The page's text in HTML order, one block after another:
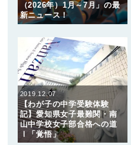
（2026年）1月～7月」の最
新ニュース！
2019.12.07
【わが子の中学受験体験
記】愛知県女子最難関・南
山中学校女子部合格への道
Ⅰ「覚悟」